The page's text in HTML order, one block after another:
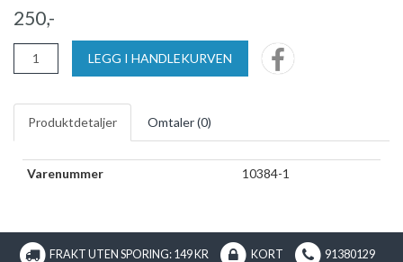
250,-
LEGG I HANDLEKURVEN
Produktdetaljer Omtaler (0)
Varenummer 10384-1
FRAKT UTEN SPORING: 149 KR KORT 91380129